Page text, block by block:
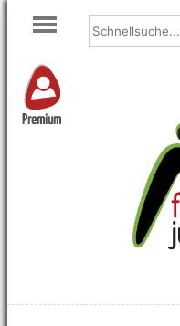
Premium